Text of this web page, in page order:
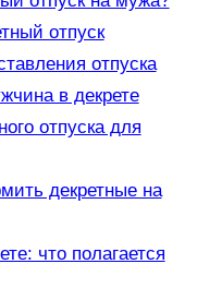
отпуск
отпуска
в декрете
отпуска для
декретные на
что полагается